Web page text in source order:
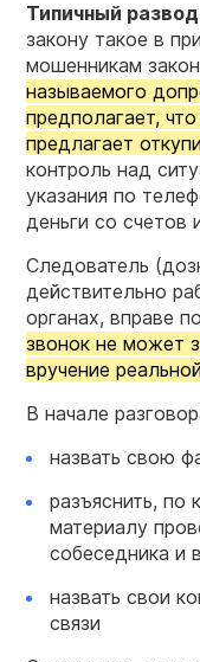
Типичный
закону такое в
мошенникам
называемого
предполагает,
предлагает
контроль над
указания по
деньги со счетов
Следователь
действительно
органах, вправе
звонок не может
вручение
В начале
назвать свою
разъяснить, по
материалу
собеседника и
назвать свои
связи